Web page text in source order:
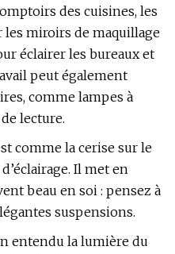
des cuisines, les
les miroirs de maquillage
éclairer les bureaux et
peut également
comme lampes à
lecture.
comme la cerise sur le
Il met en
beau en soi : pensez à
suspensions.
entendu la lumière du